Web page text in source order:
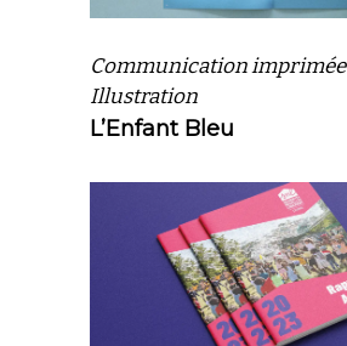
Communication imprimée
Illustration
L’Enfant Bleu